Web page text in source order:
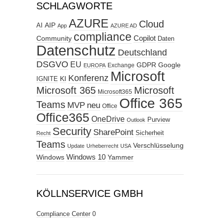
SCHLAGWORTE
AI AIP App AZURE AZURE AD Cloud
Community compliance Copilot Daten
Datenschutz Deutschland
DSGVO EU EUROPA Exchange GDPR Google
IGNITE KI Konferenz Microsoft
Microsoft 365 Microsoft365 Microsoft
Teams MVP neu Office Office 365
Office365 OneDrive Outlook Purview
Recht Security SharePoint Sicherheit
Teams Update Urheberrecht USA Verschlüsselung
Windows Windows 10 Yammer
KÖLLNSERVICE GMBH
Compliance Center 0